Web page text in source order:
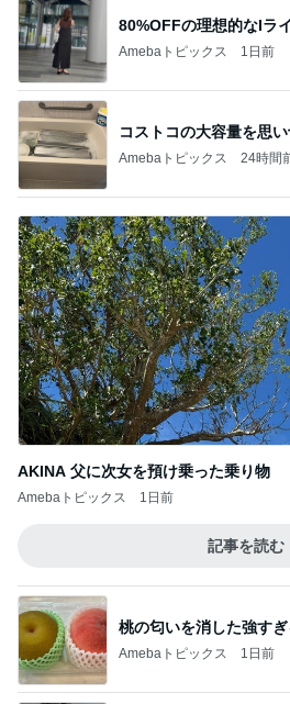
80%OFFの理想的なIラ
Amebaトピックス 1日前
コストコの大容量を思
Amebaトピックス 24時間
AKINA 父に次女を預け乗った乗り物
Amebaトピックス 1日前
記事を読む
桃の匂いを消した強す
Amebaトピックス 1日前